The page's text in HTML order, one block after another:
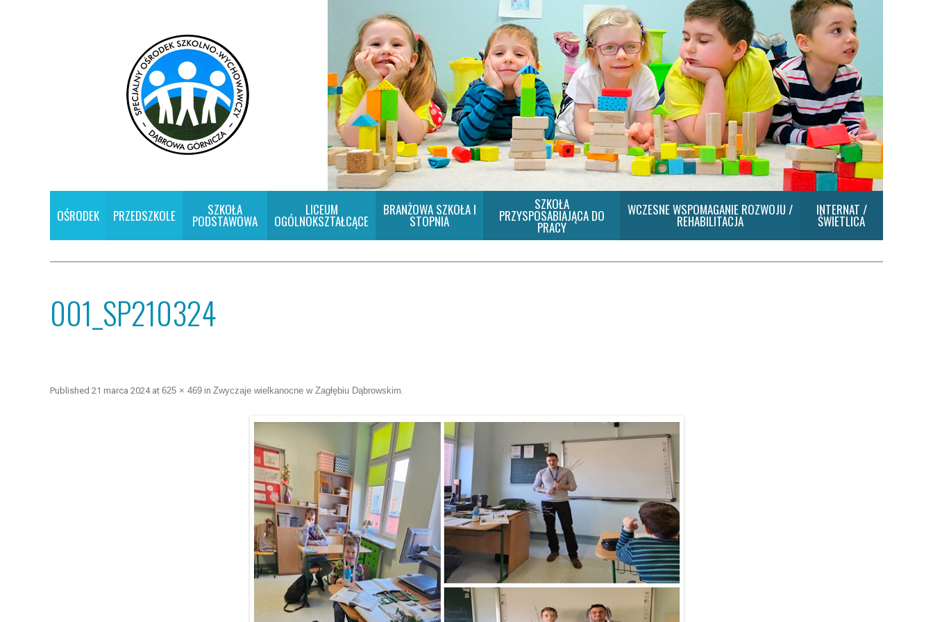
OŚRODEK PRZEDSZKOLE SZKOŁA
PODSTAWOWA
LICEUM
OGÓLNOKSZTAŁCĄCE
BRANŻOWA SZKOŁA I
STOPNIA
SZKOŁA
PRZYSPOSABIAJĄCA DO
PRACY
WCZESNE WSPOMAGANIE ROZWOJU /
REHABILITACJA
INTERNAT /
ŚWIETLICA
001_SP210324
Published 21 marca 2024at 625 × 469 in Zwyczaje wielkanocne w Zagłębiu Dąbrowskim.